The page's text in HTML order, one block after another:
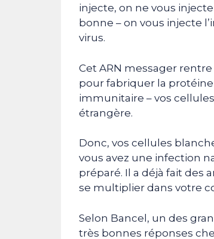
injecte, on ne vous
bonne – on vous injecte
virus.
Cet ARN messager
pour fabriquer la
immunitaire – vos
étrangère.
Donc, vos cellules
vous avez une infection
préparé. Il a déjà fait des
se multiplier dans votre
Selon Bancel, un des
très bonnes réponses